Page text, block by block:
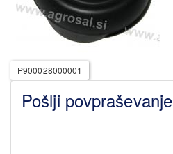
P900028000001
Pošlji povpraševanje